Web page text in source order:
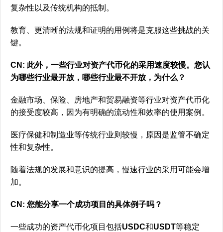
复杂性以及传统机构的抵制。
教育、更清晰的法规和证明的用例将是克服这些挑战的关
键。
CN: 此外，一些行业对资产代币化的采用速度较慢。您认
为哪些行业最开放，哪些行业最不开放，为什么？
金融市场、保险、房地产和贸易融资等行业对资产代币化
的接受度较高，因为有明确的流动性和效率的使用案例。
医疗保健和制造业等传统行业则较慢，原因是监管不确定
性和复杂性。
随着法规的发展和意识的提高，慢速行业的采用可能会增
加。
CN: 您能分享一个成功项目的具体例子吗？
一些成功的资产代币化项目包括USDC和USDT等稳定